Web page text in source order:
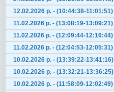
12.02.2026 р. - (10:44:38-11:01:51)
11.02.2026 р. - (13:08:19-13:09:21)
11.02.2026 р. - (12:09:44-12:16:44)
11.02.2026 р. - (12:04:53-12:05:31)
10.02.2026 р. - (13:39:22-13:41:16)
10.02.2026 р. - (13:32:21-13:36:25)
10.02.2026 р. - (11:58:09-12:02:49)